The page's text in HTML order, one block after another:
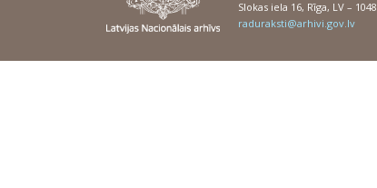
Slokas iela 16, Rīga, LV – 1048
raduraksti@arhivi.gov.lv